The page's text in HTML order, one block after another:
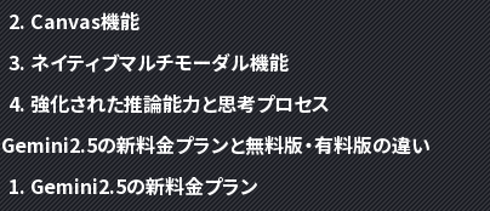
Canvas機能
ネイティブマルチモーダル機能
強化された推論能力と思考プロセス
Gemini2.5の新料金プランと無料版・有料版の違い
Gemini2.5の新料金プラン